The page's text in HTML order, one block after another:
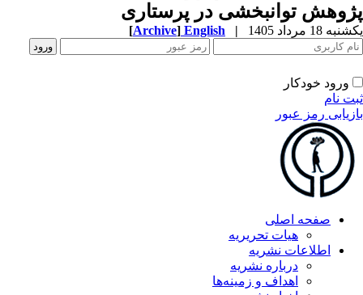
توانبخشی در پرستاری
18 مرداد 1405 |
English
[Archive]
ورود خودکار
نام
رمز عبور
صفحه اصلی
هیات تحریریه
اطلاعات نشریه
درباره نشریه
اهداف و زمینه‌ها